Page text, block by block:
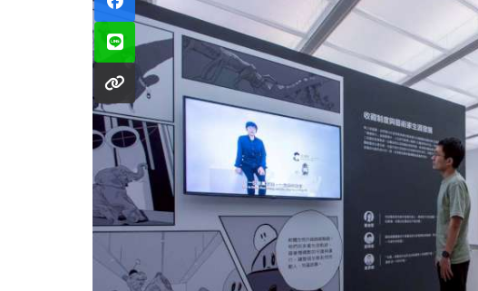
臺灣港務首會商 高市7旬翁中風影響行動言語喉嚨卡卡 高雄秀
傳紀念醫院中醫科水藥治療改善